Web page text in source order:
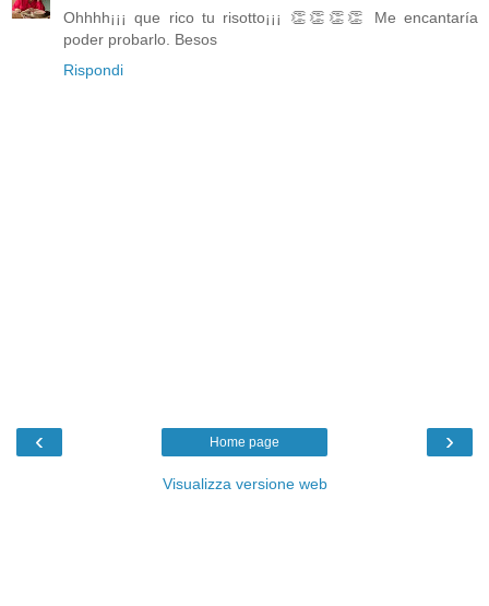
Ohhhh¡¡¡ que rico tu risotto¡¡¡ 👏👏👏👏 Me encantaría
poder probarlo. Besos
Rispondi
‹ ›
Home page
Visualizza versione web